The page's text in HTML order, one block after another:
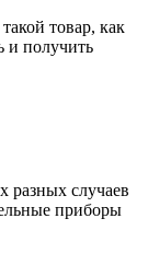
товар, как
и получить
разных случаев
приборы